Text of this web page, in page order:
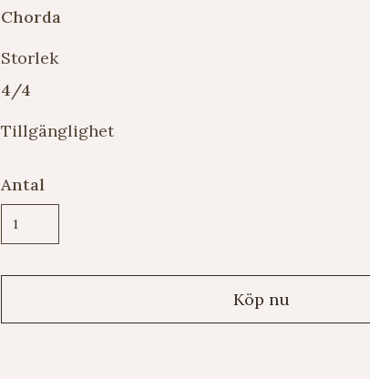
Chorda
Storlek
4/4
Tillgänglighet
Antal